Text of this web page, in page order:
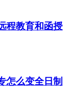
程教育和函授
怎么变全日制